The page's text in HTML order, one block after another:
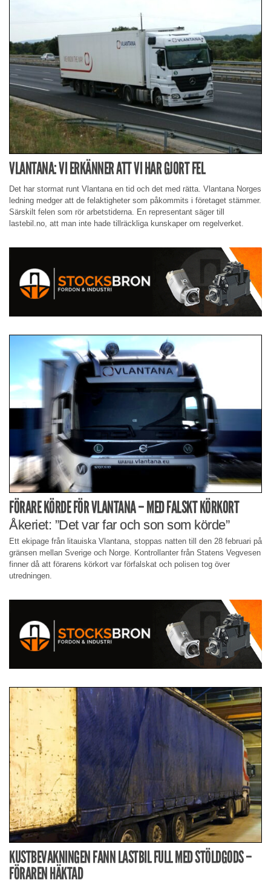
VLANTANA: VI ERKÄNNER ATT VI HAR GJORT FEL
Det har stormat runt Vlantana en tid och det med rätta. Vlantana Norges
ledning medger att de felaktigheter som påkommits i företaget stämmer.
Särskilt felen som rör arbetstiderna. En representant säger till
lastebil.no, att man inte hade tillräckliga kunskaper om regelverket.
FÖRARE KÖRDE FÖR VLANTANA – MED FALSKT KÖRKORT
Åkeriet: ”Det var far och son som körde”
Ett ekipage från litauiska Vlantana, stoppas natten till den 28 februari på
gränsen mellan Sverige och Norge. Kontrollanter från Statens Vegvesen
finner då att förarens körkort var förfalskat och polisen tog över
utredningen.
KUSTBEVAKNINGEN FANN LASTBIL FULL MED STÖLDGODS –
FÖRAREN HÄKTAD